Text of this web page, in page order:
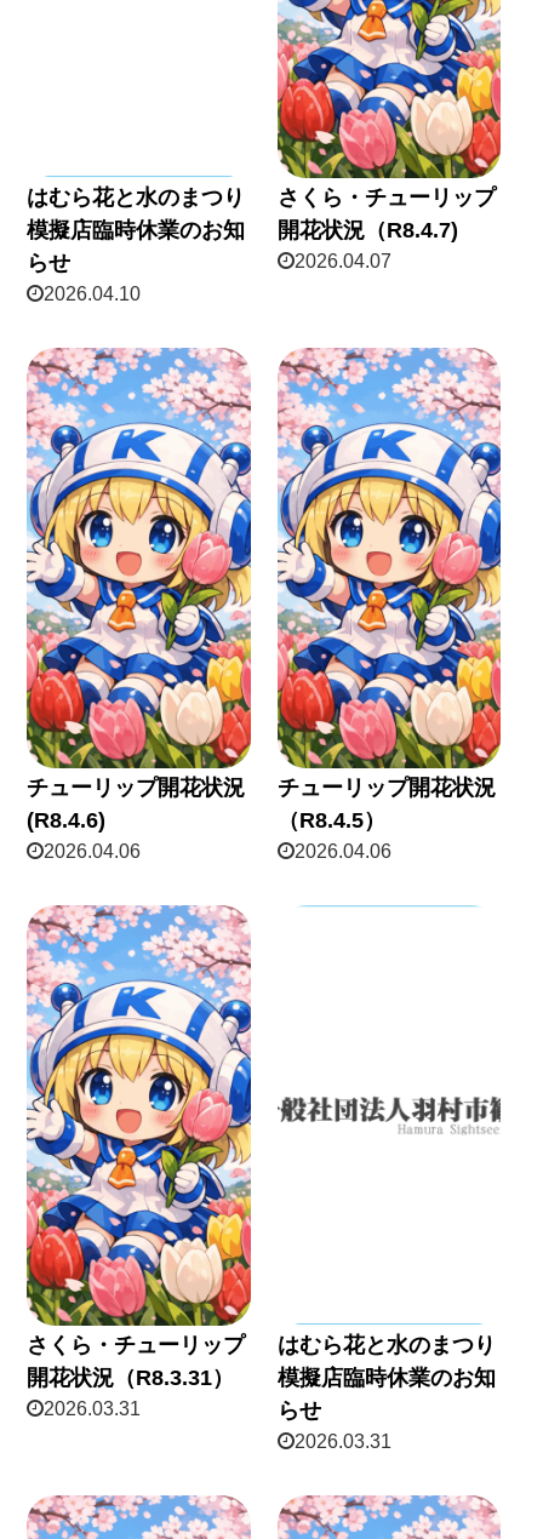
はむら花と水のまつり
模擬店臨時休業のお知
らせ
2026.04.10
さくら・チューリップ
開花状況（R8.4.7)
2026.04.07
チューリップ開花状況
(R8.4.6)
2026.04.06
チューリップ開花状況
（R8.4.5）
2026.04.06
さくら・チューリップ
開花状況（R8.3.31）
2026.03.31
はむら花と水のまつり
模擬店臨時休業のお知
らせ
2026.03.31